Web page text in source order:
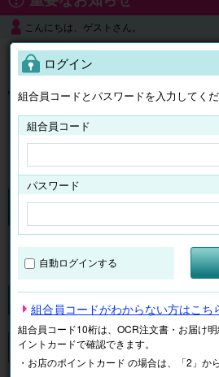
こんにちは、ゲストさん。
よくある質問
チケット
申し訳ございません。 現在、該当商品は
ログイン
組合員コードとパスワードを入力してくだ
組合員コード
パスワード
自動ログインする
組合員コードがわからない方はこち
組合員コード10桁は、OCR注文書・お届け
イントカードで確認できます。
・お店のポイントカード の場合は、「2」か